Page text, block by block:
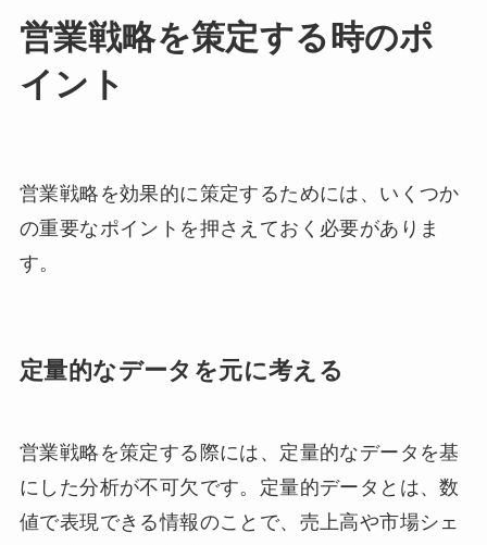
営業戦略を策定する時のポ
イント
営業戦略を効果的に策定するためには、いくつか
の重要なポイントを押さえておく必要がありま
す。
定量的なデータを元に考える
営業戦略を策定する際には、定量的なデータを基
にした分析が不可欠です。定量的データとは、数
値で表現できる情報のことで、売上高や市場シェ